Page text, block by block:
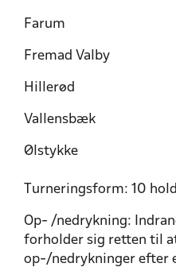
Farum
Fremad Valby
Hillerød
Vallensbæk
Ølstykke
Turneringsform: 10
Op- /nedrykning:
forholder sig retten til
op-/nedrykninger efter